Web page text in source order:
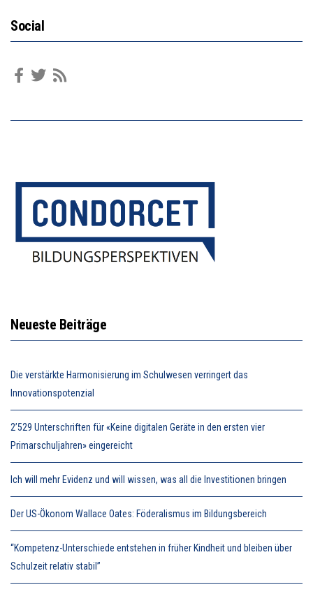
Social
Neueste Beiträge
Die verstärkte Harmonisierung im Schulwesen verringert das
Innovationspotenzial
2’529 Unterschriften für «Keine digitalen Geräte in den ersten vier
Primarschuljahren» eingereicht
Ich will mehr Evidenz und will wissen, was all die Investitionen bringen
Der US-Ökonom Wallace Oates: Föderalismus im Bildungsbereich
“Kompetenz-Unterschiede entstehen in früher Kindheit und bleiben über
Schulzeit relativ stabil”